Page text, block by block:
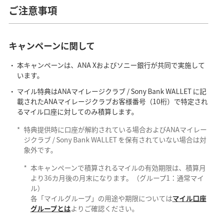
ご注意事項
キャンペーンに関して
本キャンペーンは、ANA Xおよびソニー銀行が共同で実施して
います。
マイル特典はANAマイレージクラブ / Sony Bank WALLET に記
載されたANAマイレージクラブお客様番号（10桁）で特定され
るマイル口座に対してのみ積算します。
* 特典提供時に口座が解約されている場合およびANAマイレー
ジクラブ / Sony Bank WALLET を保有されていない場合は対
象外です。
* 本キャンペーンで積算されるマイルの有効期限は、積算月
より36カ月後の月末になります。（グループ1：通常マイ
ル）
各「マイルグループ」の用途や期限についてはマイル口座
グループとはよりご確認ください。